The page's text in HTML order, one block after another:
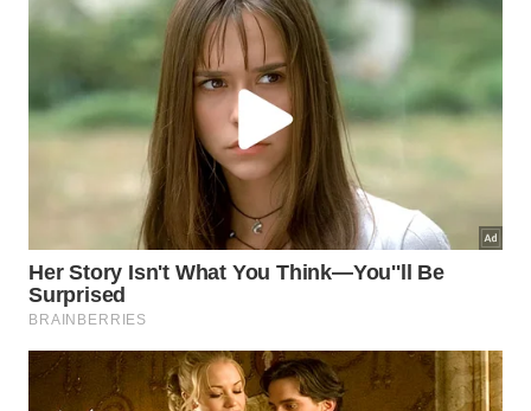
6 – Anotar os dias e os conteúdos que
estudou
Uma boa técnica para se acostumar com a rotina de
estudos é anotar ao longo de duas ou três semanas
todos os horários em que você estudou no dia e
quais conteúdos, assim, aconselha o professor
Marangon, é mais fácil conseguir verificar na prática
o que fez.
concentração total, afastando-se de coisas que
podem lhe chamar a atenção e distrair, como um